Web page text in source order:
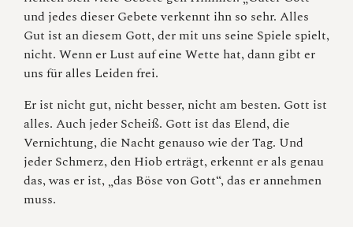
und jedes dieser Gebete verkennt ihn so sehr. Alles
Gut ist an diesem Gott, der mit uns seine Spiele spielt,
nicht. Wenn er Lust auf eine Wette hat, dann gibt er
uns für alles Leiden frei.
Er ist nicht gut, nicht besser, nicht am besten. Gott ist
alles. Auch jeder Scheiß. Gott ist das Elend, die
Vernichtung, die Nacht genauso wie der Tag. Und
jeder Schmerz, den Hiob erträgt, erkennt er als genau
das, was er ist, „das Böse von Gott“, das er annehmen
muss.